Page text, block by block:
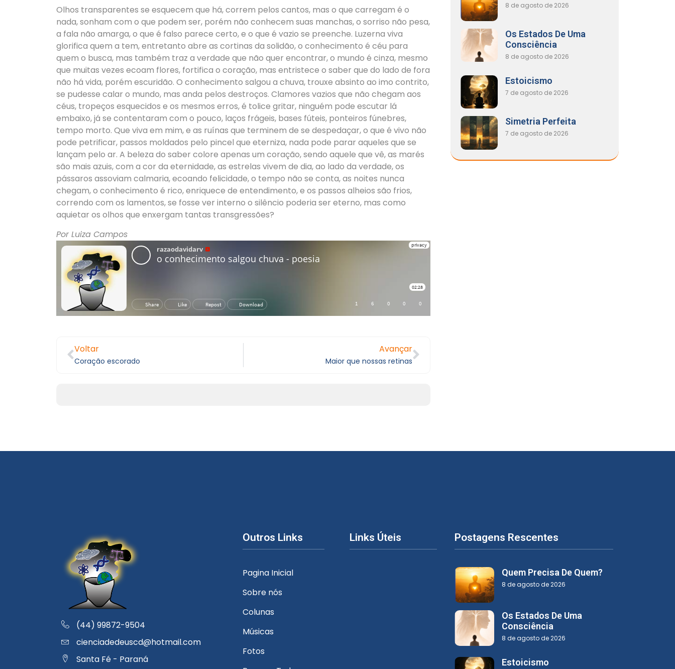
Olhos transparentes se esquecem que há, correm pelos cantos, mas o que carregam é o
nada, sonham com o que podem ser, porém não conhecem suas manchas, o sorriso não pesa,
a fala não amarga, o que é falso parece certo, e o que é vazio se preenche. Luzerna viva
glorifica quem a tem, entretanto abre as cortinas da solidão, o conhecimento é céu para
quem o busca, mas também traz a verdade que não quer encontrar, o mundo é cinza, mesmo
que muitas vezes ecoam flores, fortifica o coração, mas entristece o saber que do lado de fora
não há vida, porém escuridão. O conhecimento salgou a chuva, trouxe absinto ao imo contrito,
se pudesse calar o mundo, mas anda pelos destroços. Clamores vazios que não chegam aos
céus, tropeços esquecidos e os mesmos erros, é tolice gritar, ninguém pode escutar lá
embaixo, já se contentaram com o pouco, laços frágeis, bases fúteis, ponteiros fúnebres,
tempo morto. Que viva em mim, e as ruínas que terminem de se despedaçar, o que é vivo não
pode petrificar, passos moldados pelo pincel que eterniza, nada pode parar aqueles que se
lançam pelo ar. A beleza do saber colore apenas um coração, sendo aquele que vê, as marés
são mais azuis, com a cor da eternidade, as estrelas vivem de dia, ao lado da verdade, os
pássaros assoviam calmaria, ecoando felicidade, o tempo não se conta, as noites nunca
chegam, o conhecimento é rico, enriquece de entendimento, e os passos alheios são frios,
correndo com os lamentos, se fosse ver interno o silêncio poderia ser eterno, mas como
aquietar os olhos que enxergam tantas transgressões?
Por Luiza Campos
Voltar
Coração escorado
Avançar
Maior que nossas retinas
8 de agosto de 2026
Os Estados De Uma
Consciência
8 de agosto de 2026
Estoicismo
7 de agosto de 2026
Simetria Perfeita
7 de agosto de 2026
(44) 99872-9504
cienciadedeuscd@hotmail.com
Santa Fé - Paraná
Outros Links
Pagina Inicial
Sobre nós
Colunas
Músicas
Fotos
Links Úteis Postagens Rescentes
Quem Precisa De Quem?
8 de agosto de 2026
Os Estados De Uma
Consciência
8 de agosto de 2026
Estoicismo